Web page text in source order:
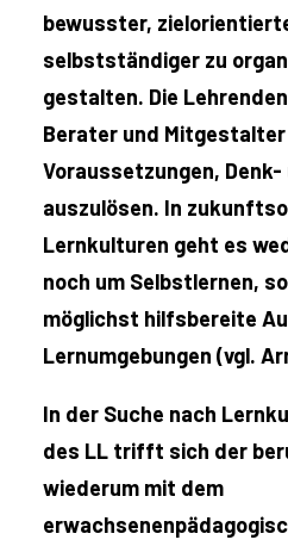
bewusster,
selbstständiger zu
gestalten. Die
Berater und
Voraussetzungen,
auszulösen. In
Lernkulturen geht es
noch um Selbstlernen,
möglichst hilfsbereite
Lernumgebungen (vgl.
In der Suche nach
des LL trifft sich der
wiederum mit dem